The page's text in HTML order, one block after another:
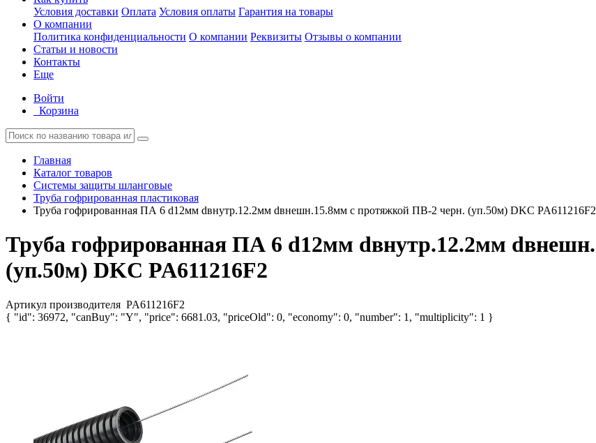
Условия доставки Оплата Условия оплаты Гарантия на товары
О компании
Политика конфиденциальности О компании Реквизиты Отзывы о компании
Статьи и новости
Контакты
Еще
Войти
Корзина
Главная
Каталог товаров
Системы защиты шланговые
Труба гофрированная пластиковая
Труба гофрированная ПА 6 d12мм dвнутр.12.2мм dвнешн.15.8мм с протяжкой ПВ-2 черн. (уп.50м) DKC PA611216F2
Труба гофрированная ПА 6 d12мм dвнутр.12.2мм
(уп.50м) DKC PA611216F2
Артикул производителя PA611216F2
{ "id": 36972, "canBuy": "Y", "price": 6681.03, "priceOld": 0, "economy": 0, "number": 1, "multiplicity": 1 }